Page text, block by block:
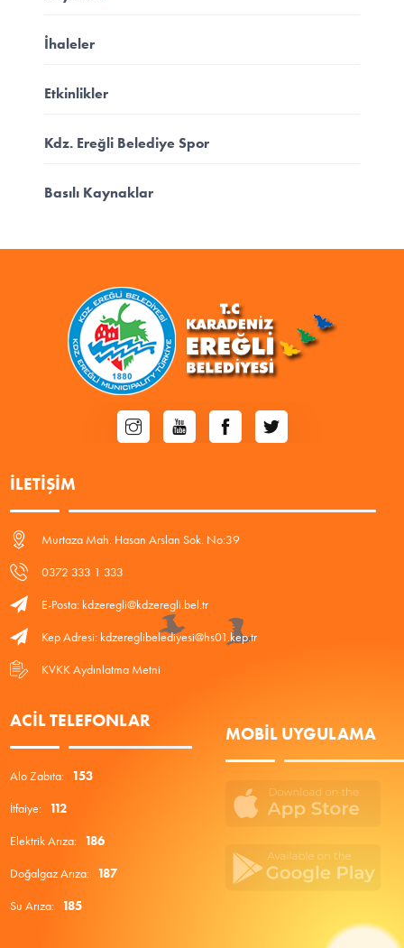
İhaleler
Etkinlikler
Kdz. Ereğli Belediye Spor
Basılı Kaynaklar
İLETIŞIM
Murtaza Mah. Hasan Arslan Sok. No:39
0372 333 1 333
E-Posta: kdzeregli@kdzeregli.bel.tr
Kep Adresi: kdzereglibelediyesi@hs01.kep.tr
KVKK Aydınlatma Metni
ACIL TELEFONLAR
Alo Zabıta: 153
İtfaiye: 112
Elektrik Arıza: 186
Doğalgaz Arıza: 187
Su Arıza: 185
MOBIL UYGULAMA